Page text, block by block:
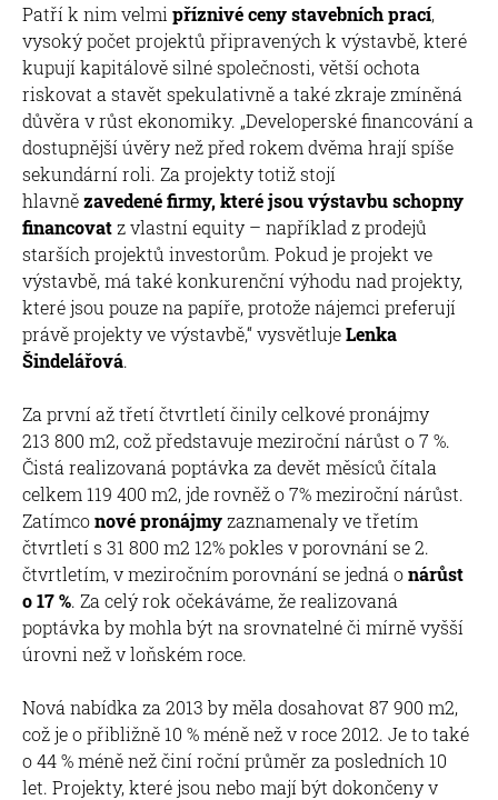
Patří k nim velmi příznivé ceny stavebních prací,
vysoký počet projektů připravených k výstavbě, které
kupují kapitálově silné společnosti, větší ochota
riskovat a stavět spekulativně a také zkraje zmíněná
důvěra v růst ekonomiky. „Developerské financování a
dostupnější úvěry než před rokem dvěma hrají spíše
sekundární roli. Za projekty totiž stojí
hlavnězavedené firmy, které jsou výstavbu schopny
financovatz vlastní equity – například z prodejů
starších projektů investorům. Pokud je projekt ve
výstavbě, má také konkurenční výhodu nad projekty,
které jsou pouze na papíře, protože nájemci preferují
právě projekty ve výstavbě,“ vysvětlujeLenka
Šindelářová.
Za první až třetí čtvrtletí činily celkové pronájmy
213 800 m2, což představuje meziroční nárůst o 7 %.
Čistá realizovaná poptávka za devět měsíců čítala
celkem 119 400 m2, jde rovněž o 7% meziroční nárůst.
Zatímconové pronájmyzaznamenaly ve třetím
čtvrtletí s 31 800 m2 12% pokles v porovnání se 2.
čtvrtletím, v meziročním porovnání se jedná onárůst
o 17 %. Za celý rok očekáváme, že realizovaná
poptávka by mohla být na srovnatelné či mírně vyšší
úrovni než v loňském roce.
Nová nabídka za 2013 by měla dosahovat 87 900 m2,
což je o přibližně 10 % méně než v roce 2012. Je to také
o 44 % méně než činí roční průměr za posledních 10
let. Projekty, které jsou nebo mají být dokončeny v